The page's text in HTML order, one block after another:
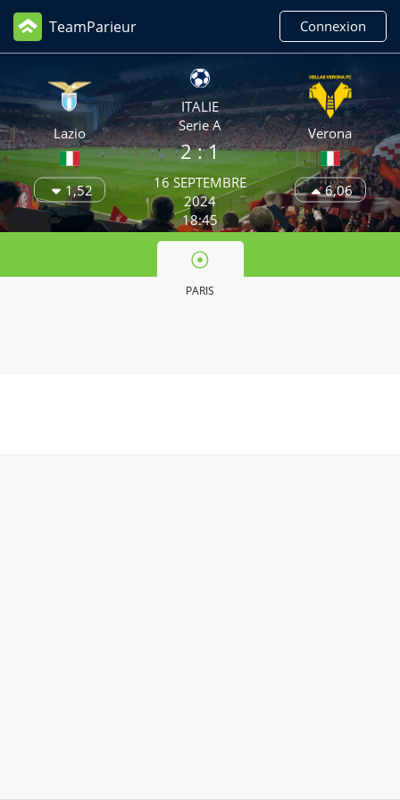
TeamParieur Connexion
Lazio
1,52
ITALIE
Serie A
2: 1
16 SEPTEMBRE
2024
18:45
Verona
6,06
PARIS